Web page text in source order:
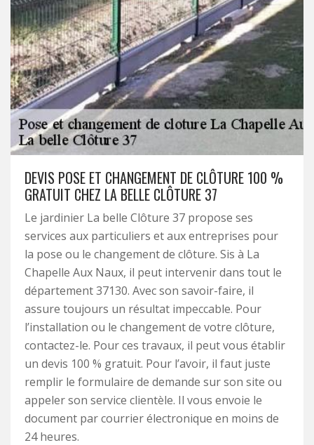
DEVIS POSE ET CHANGEMENT DE CLÔTURE 100 %
GRATUIT CHEZ LA BELLE CLÔTURE 37
Le jardinier La belle Clôture 37 propose ses
services aux particuliers et aux entreprises pour
la pose ou le changement de clôture. Sis à La
Chapelle Aux Naux, il peut intervenir dans tout le
département 37130. Avec son savoir-faire, il
assure toujours un résultat impeccable. Pour
l’installation ou le changement de votre clôture,
contactez-le. Pour ces travaux, il peut vous établir
un devis 100 % gratuit. Pour l’avoir, il faut juste
remplir le formulaire de demande sur son site ou
appeler son service clientèle. Il vous envoie le
document par courrier électronique en moins de
24 heures.